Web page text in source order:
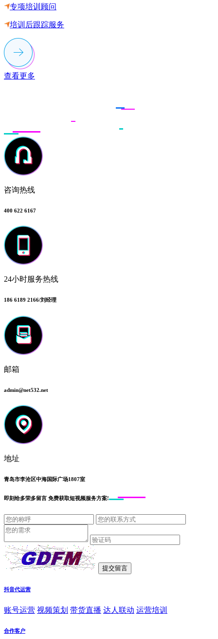
专项培训顾问
培训后跟踪服务
查看更多
咨询热线
400 622 6167
24小时服务热线
186 6189 2166/刘经理
邮箱
admin@net532.net
地址
青岛市李沧区中海国际广场1807室
即刻给多荣多留言 免费获取短视频服务方案!
抖音代运营
账号运营 视频策划 带货直播 达人联动 运营培训
合作客户